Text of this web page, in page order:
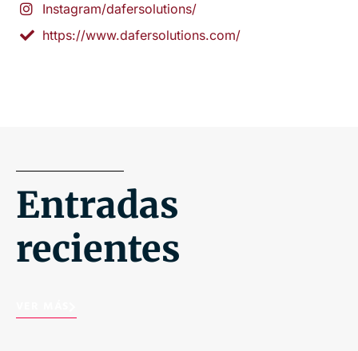
Instagram/dafersolutions/
https://www.dafersolutions.com/
Entradas
recientes